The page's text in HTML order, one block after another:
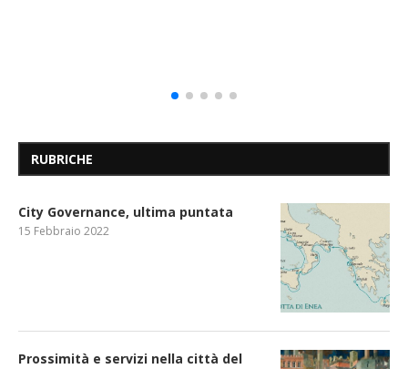
RUBRICHE
City Governance, ultima puntata
15 Febbraio 2022
Prossimità e servizi nella città del